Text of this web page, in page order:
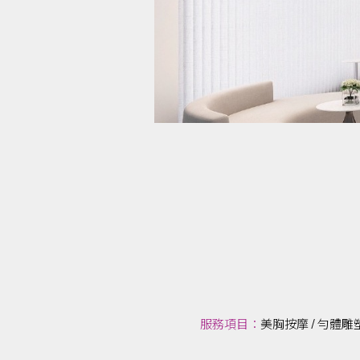
服務項目： 美胸按摩 / 勻體雕